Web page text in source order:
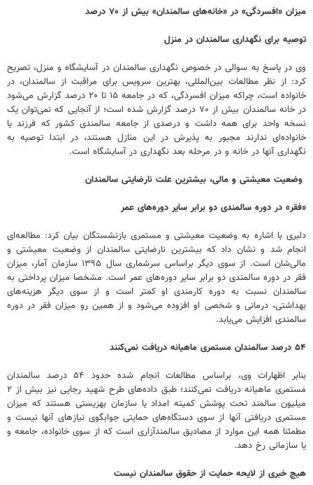
میزان «افسردگی» در «خانه‌های سالمندان» بیش از ۷۰ درصد
توصیه برای نگهداری سالمندان در منزل
وی در پاسخ به سوالی در خصوص نگهداری سالمندان در آسایشگاه‌ و منزل، تصریح
کرد: از نظر مطالعات بین‌المللی، بهترین سرویس برای مراقبت از سالمندان، در
خانواده است، چراکه میزان افسردگی، که در جامعه ۱۵ تا ۲۰ درصد گزارش می‌شود
در خانه سالمندان بیش از ۷۰ درصد گزارش شده است؛ از آنجایی که نمی‌توان یک
نسخه واحد برای همه داشت و درصدی از جامعه سالمندی کشور که فرزند یا
خانواده‌ای ندارند مجبور به پذیرش در این منازل هستند، در ابتدا توصیه به
نگهداری آنها در خانه و در مرحله بعد نگهداری در آسایشگاه‌ است.
وضعیت معیشتی و مالی‌، بیشترین علت نارضایتی سالمندان
«فقر» در دوره سالمندی دو برابر سایر دوره‌های عمر
دلبری با اشاره به وضعیت معیشتی و مستمری بازنشستگان بیان کرد: مطالعه‌ای
انجام شد و نشان داد که بیشترین نارضایتی سالمندان از وضعیت معیشتی و
مالی‌شان است. از سوی دیگر براساس سرشماری سال ۱۳۹۵ سازمان آمار، میزان
فقر در دوره سالمندی دو برابر سایر دوره‌های عمر است. مشخصا میزان پرداختی به
سالمندان نسبت به دوره کارمندی او کمتر است و از سوی دیگر هزینه‌های
بهداشتی، درمانی و شخصی او افزوده می‌شود و از همین رو میزان فقر در دوره
سالمندی افزایش می‌یابد.
۵۴ درصد سالمندان مستمری ماهیانه دریافت نمی‌کنند
بنابر اظهارات وی، براساس مطالعات انجام شده حدود ۵۴ درصد سالمندان
مستمری ماهیانه دریافت نمی‌کنند؛ طبق داده‌های طرح شهید رجایی نیز بیش از ۲
میلیون سالمند تحت پوشش کمیته امداد یا سازمان بهزیستی هستند که میزان
مستمری دریافتی آنها از سوی دستگاه‌های حمایتی جوابگوی نیازهای آنها نیست و
مطمئنا همه این موارد از مصادیق سالمندآزاری است که از سوی خانواده، جامعه و
یا سازمانی رخ دهد.
هیچ خبری از لایحه‌ حمایت از حقوق سالمندان نیست